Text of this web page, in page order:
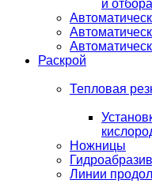
и
Раскрой
Тепловая
Ножницы
Линии